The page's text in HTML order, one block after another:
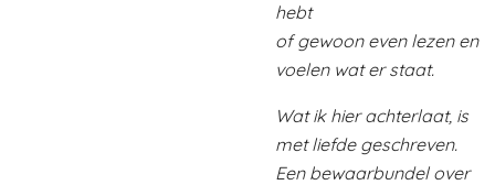
hebt
of gewoon even lezen en
voelen wat er staat.
Wat ik hier achterlaat, is
met liefde geschreven.
Een bewaarbundel over